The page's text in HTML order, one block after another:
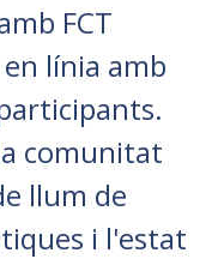
FCT
línia amb
comunitat
llum de
i l'estat